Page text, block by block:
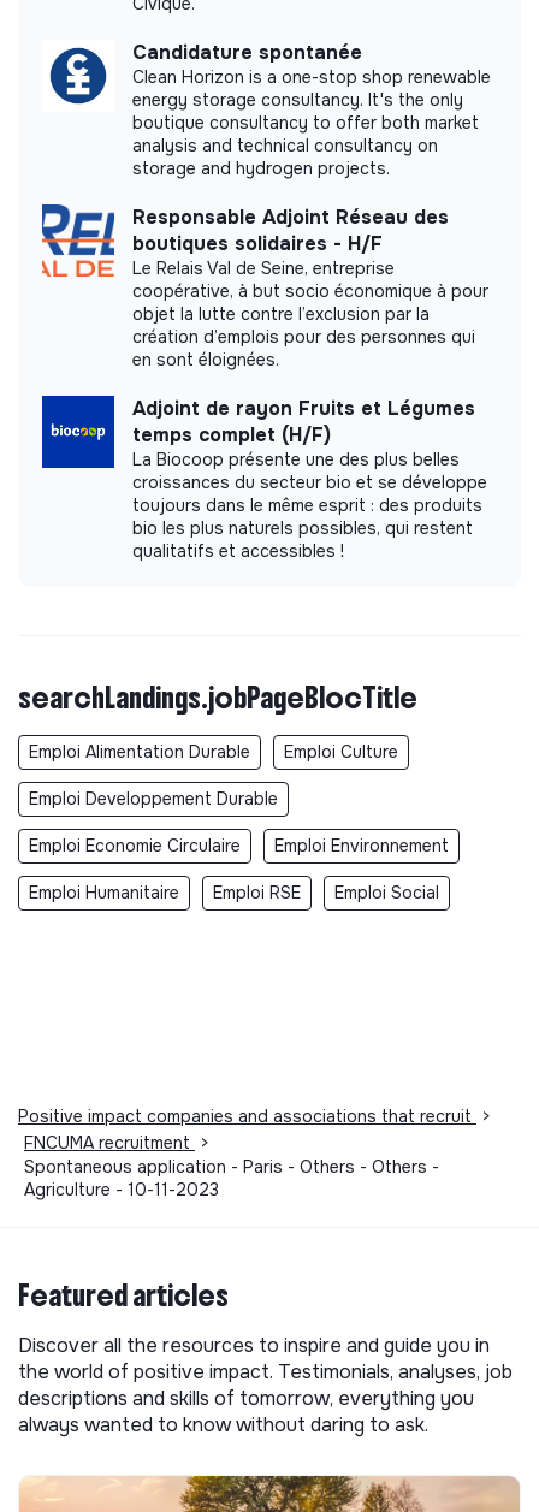
Candidature spontanée
Clean Horizon is a one-stop shop renewable
energy storage consultancy. It's the only
boutique consultancy to offer both market
analysis and technical consultancy on
storage and hydrogen projects.
Responsable Adjoint Réseau des
boutiques solidaires - H/F
Le Relais Val de Seine, entreprise
coopérative, à but socio économique à pour
objet la lutte contre l’exclusion par la
création d’emplois pour des personnes qui
en sont éloignées.
Adjoint de rayon Fruits et Légumes
temps complet (H/F)
La Biocoop présente une des plus belles
croissances du secteur bio et se développe
toujours dans le même esprit : des produits
bio les plus naturels possibles, qui restent
qualitatifs et accessibles !
searchLandings.jobPageBlocTitle
Emploi Alimentation Durable Emploi Culture
Emploi Developpement Durable
Emploi Economie Circulaire Emploi Environnement
Emploi Humanitaire Emploi RSE Emploi Social
Positive impact companies and associations that recruit
>
FNCUMA recruitment
>
Spontaneous application - Paris - Others - Others -
Agriculture - 10-11-2023
Featured articles
Discover all the resources to inspire and guide you in
the world of positive impact. Testimonials, analyses, job
descriptions and skills of tomorrow, everything you
always wanted to know without daring to ask.